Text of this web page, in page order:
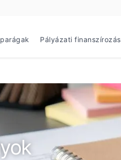
Pályázati finanszírozás